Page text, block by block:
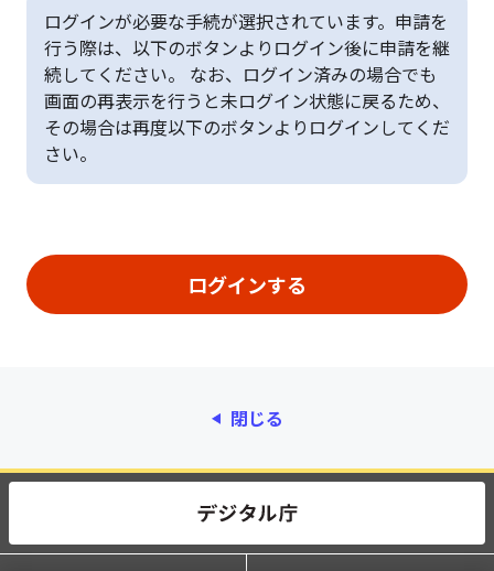
ログインが必要な手続が選択されています。申請を
行う際は、以下のボタンよりログイン後に申請を継
続してください。 なお、ログイン済みの場合でも
画面の再表示を行うと未ログイン状態に戻るため、
その場合は再度以下のボタンよりログインしてくだ
さい。
閉じる